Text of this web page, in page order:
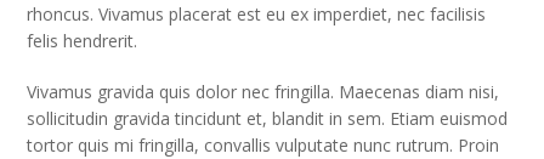
rhoncus. Vivamus placerat est eu ex imperdiet, nec facilisis
felis hendrerit.
Vivamus gravida quis dolor nec fringilla. Maecenas diam nisi,
sollicitudin gravida tincidunt et, blandit in sem. Etiam euismod
tortor quis mi fringilla, convallis vulputate nunc rutrum. Proin